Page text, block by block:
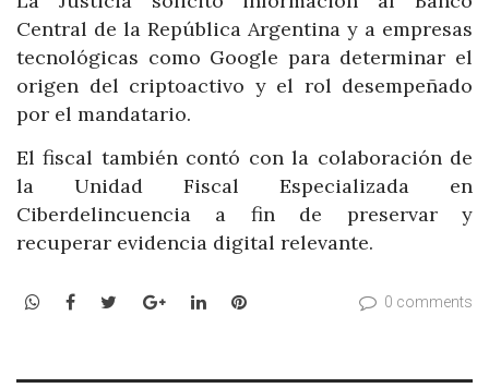
Central de la República Argentina y a empresas
tecnológicas como Google para determinar el
origen del criptoactivo y el rol desempeñado
por el mandatario.
El fiscal también contó con la colaboración de
la Unidad Fiscal Especializada en
Ciberdelincuencia a fin de preservar y
recuperar evidencia digital relevante.
WhatsApp
Facebook
TwitterGoogle+LinkedInPinterest 0 comments